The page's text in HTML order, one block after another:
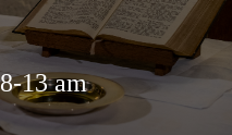
13 am